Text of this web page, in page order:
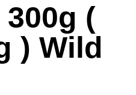
(
) Wild